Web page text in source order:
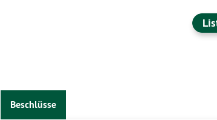
Beschlüsse